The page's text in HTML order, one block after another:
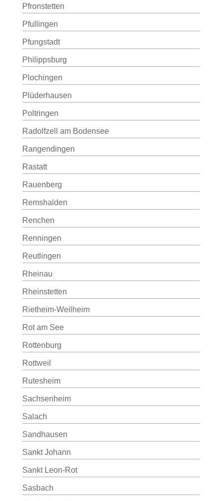
Pfronstetten
Pfullingen
Pfungstadt
Philippsburg
Plochingen
Plüderhausen
Poltringen
Radolfzell am Bodensee
Rangendingen
Rastatt
Rauenberg
Remshalden
Renchen
Renningen
Reutlingen
Rheinau
Rheinstetten
Rietheim-Weilheim
Rot am See
Rottenburg
Rottweil
Rutesheim
Sachsenheim
Salach
Sandhausen
Sankt Johann
Sankt Leon-Rot
Sasbach